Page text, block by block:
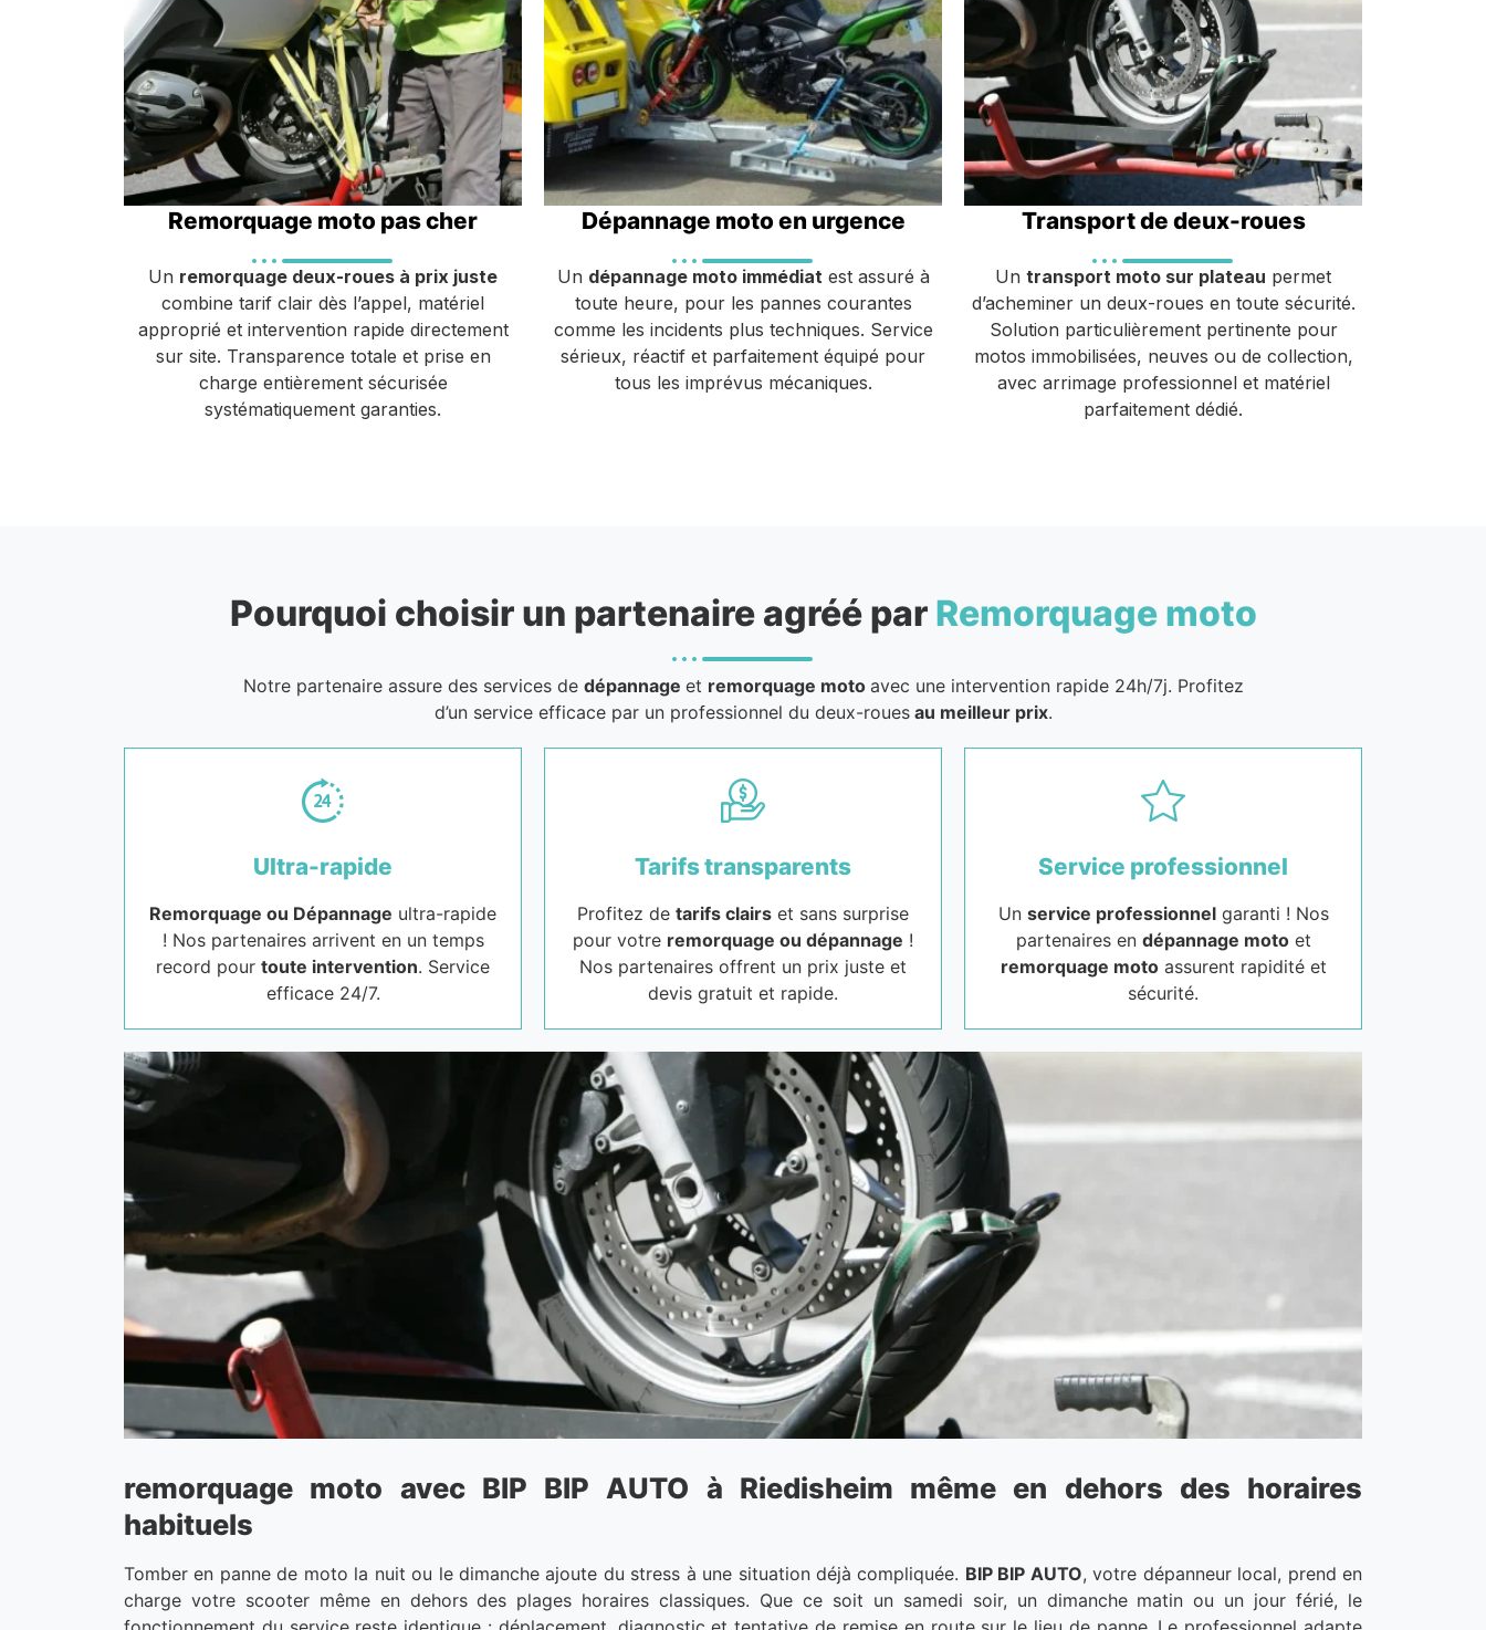
Remorquage moto pas cher
Un remorquage deux-roues à prix juste
combine tarif clair dès l’appel, matériel
approprié et intervention rapide directement
sur site. Transparence totale et prise en
charge entièrement sécurisée
systématiquement garanties.
Dépannage moto en urgence
Un dépannage moto immédiat est assuré à
toute heure, pour les pannes courantes
comme les incidents plus techniques. Service
sérieux, réactif et parfaitement équipé pour
tous les imprévus mécaniques.
Transport de deux-roues
Un transport moto sur plateau permet
d’acheminer un deux-roues en toute sécurité.
Solution particulièrement pertinente pour
motos immobilisées, neuves ou de collection,
avec arrimage professionnel et matériel
parfaitement dédié.
Pourquoi choisir un partenaire agréé par Remorquage moto
Notre partenaire assure des services de dépannage et remorquage moto avec une intervention rapide 24h/7j. Profitez
d’un service efficace par un professionnel du deux-rouesau meilleur prix.
Ultra-rapide
Remorquage ou Dépannage ultra-rapide
! Nos partenaires arrivent en un temps
record pour toute intervention. Service
efficace 24/7.
Tarifs transparents
Profitez de tarifs clairs et sans surprise
pour votre remorquage ou dépannage !
Nos partenaires offrent un prix juste et
devis gratuit et rapide.
Service professionnel
Un service professionnelgaranti ! Nos
partenaires en dépannage motoet
remorquage motoassurent rapidité et
sécurité.
remorquage moto avec BIP BIP AUTO à Riedisheim même en dehors des horaires
habituels
Tomber en panne de moto la nuit ou le dimanche ajoute du stress à une situation déjà compliquée. BIP BIP AUTO, votre dépanneur local, prend en
charge votre scooter même en dehors des plages horaires classiques. Que ce soit un samedi soir, un dimanche matin ou un jour férié, le